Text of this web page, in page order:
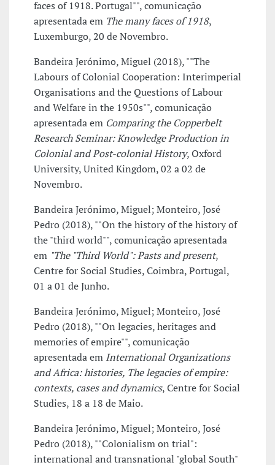
faces of 1918. Portugal"", comunicação
apresentada em The many faces of 1918,
Luxemburgo, 20 de Novembro.
Bandeira Jerónimo, Miguel (2018), ""The
Labours of Colonial Cooperation: Interimperial
Organisations and the Questions of Labour
and Welfare in the 1950s"", comunicação
apresentada em Comparing the Copperbelt
Research Seminar: Knowledge Production in
Colonial and Post-colonial History, Oxford
University, United Kingdom, 02 a 02 de
Novembro.
Bandeira Jerónimo, Miguel; Monteiro, José
Pedro (2018), ""On the history of the history of
the "third world"", comunicação apresentada
em "The "Third World": Pasts and present,
Centre for Social Studies, Coimbra, Portugal,
01 a 01 de Junho.
Bandeira Jerónimo, Miguel; Monteiro, José
Pedro (2018), ""On legacies, heritages and
memories of empire"", comunicação
apresentada em International Organizations
and Africa: histories, The legacies of empire:
contexts, cases and dynamics, Centre for Social
Studies, 18 a 18 de Maio.
Bandeira Jerónimo, Miguel; Monteiro, José
Pedro (2018), ""Colonialism on trial":
international and transnational "global South"